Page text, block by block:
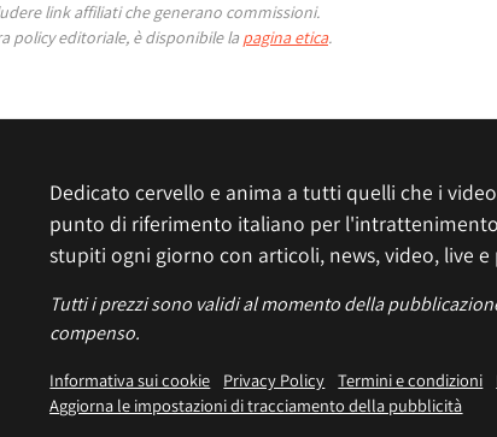
link affiliati che generano commissioni.
policy editoriale, è disponibile la pagina etica.
Dedicato cervello e anima a tutti quelli che i
punto di riferimento italiano per
stupiti ogni giorno con articoli, news, video, live
Tutti i prezzi sono validi al momento della
compenso.
Informativa sui cookie Privacy Policy Termini e condizioni
Aggiorna le impostazioni di tracciamento della pubblicità